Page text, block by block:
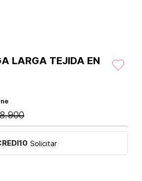
LARGA TEJIDA EN
.900
Solicitar